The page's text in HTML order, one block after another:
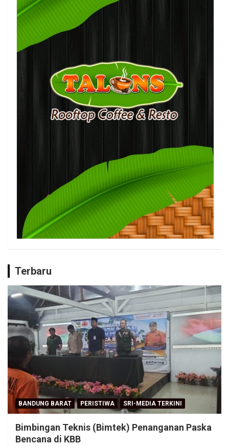
Terbaru
BANDUNG BARAT PERISTIWA SRI-MEDIA TERKINI
Bimbingan Teknis (Bimtek) Penanganan Paska
Bencana di KBB